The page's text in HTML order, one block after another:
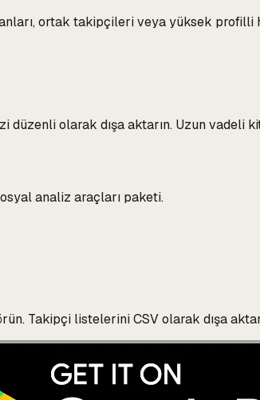
ortak takipçileri veya yüksek profilli
düzenli olarak dışa aktarın. Uzun
analiz araçları paketi.
Takipçi listelerini CSV olarak dışa